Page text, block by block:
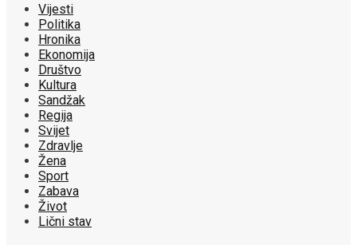
Vijesti
Politika
Hronika
Ekonomija
Društvo
Kultura
Sandžak
Regija
Svijet
Zdravlje
Žena
Sport
Zabava
Život
Lični stav